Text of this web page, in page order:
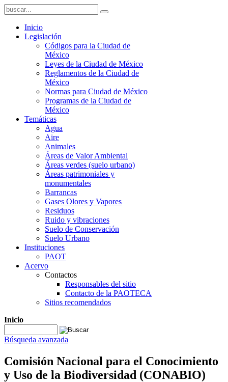
Inicio
Legislación
Códigos para la Ciudad de
México
Leyes de la Ciudad de México
Reglamentos de la Ciudad de
México
Normas para Ciudad de México
Programas de la Ciudad de
México
Temáticas
Agua
Aire
Animales
Áreas de Valor Ambiental
Áreas verdes (suelo urbano)
Áreas patrimoniales y
monumentales
Barrancas
Gases Olores y Vapores
Residuos
Ruido y vibraciones
Suelo de Conservación
Suelo Urbano
Instituciones
PAOT
Acervo
Contactos
Responsables del sitio
Contacto de la PAOTECA
Sitios recomendados
Inicio
Búsqueda avanzada
Comisión Nacional para el Conocimiento
y Uso de la Biodiversidad (CONABIO)